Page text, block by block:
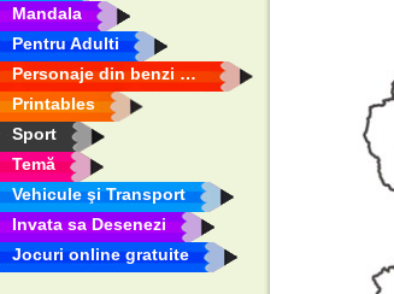
Mandala
Pentru Adulti
Personaje din benzi desenate
Printables
Sport
Temă
Vehicule şi Transport
Invata sa Desenezi
Jocuri online gratuite